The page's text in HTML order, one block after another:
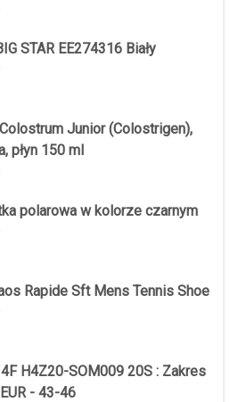
STAR EE274316 Biały
Junior (Colostrigen),
płyn 150 ml
polarowa w kolorze czarnym
Rapide Sft Mens Tennis Shoe
H4Z20-SOM009 20S : Zakres
- 43-46